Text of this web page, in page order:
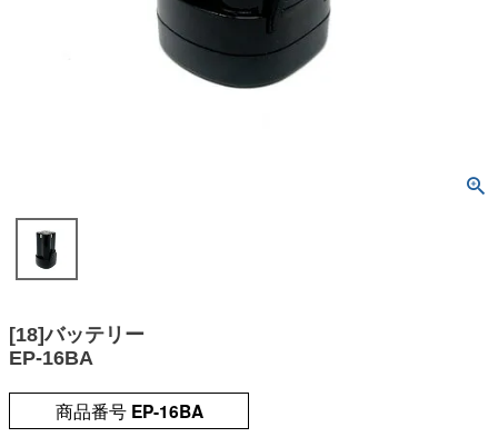
[18]バッテリー
EP-16BA
商品番号 EP-16BA